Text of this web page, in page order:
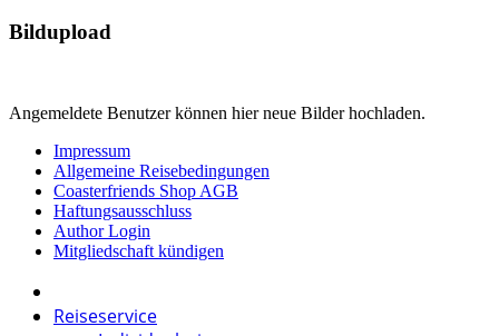
Bildupload
Angemeldete Benutzer können hier neue Bilder hochladen.
Impressum
Allgemeine Reisebedingungen
Coasterfriends Shop AGB
Haftungsausschluss
Author Login
Mitgliedschaft kündigen
Reiseservice